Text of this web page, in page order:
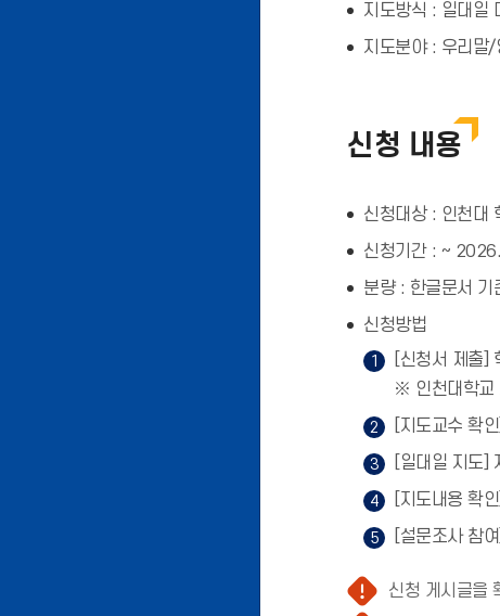
지도방식 : 일대일
지도분야 : 우리말/
신청 내용
신청대상 : 인천대
신청기간 : ~
분량 : 한글문서 기
신청방법
[신청서 제출]
※ 인천대학교
[지도교수 확
[일대일 지도]
[지도내용 확
[설문조사 참
신청 게시글을